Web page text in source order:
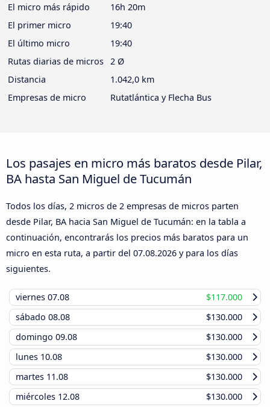
El micro más rápido
16h 20m
El primer micro
19:40
El último micro
19:40
Rutas diarias de micros
2 Ø
Distancia
1.042,0 km
Empresas de micro
Rutatlántica y Flecha Bus
Los pasajes en micro más baratos desde Pilar,
BA hasta San Miguel de Tucumán
Todos los días, 2 micros de 2 empresas de micros parten
desde Pilar, BA hacia San Miguel de Tucumán: en la tabla a
continuación, encontrarás los precios más baratos para un
micro en esta ruta, a partir del 07.08.2026 y para los días
siguientes.
viernes 07.08
$117.000
sábado 08.08
$130.000
domingo 09.08
$130.000
lunes 10.08
$130.000
martes 11.08
$130.000
miércoles 12.08
$130.000